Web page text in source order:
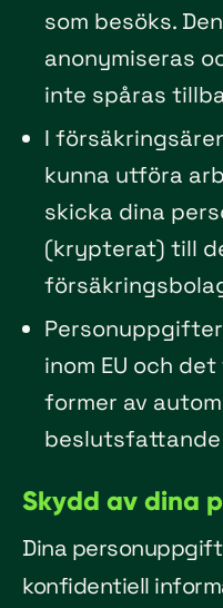
som besöks.
anonymiseras
inte spåras
I
kunna utföra
skicka dina
(krypterat) till
inom EU och
former av
Skydd av dina
Dina
konfidentiell